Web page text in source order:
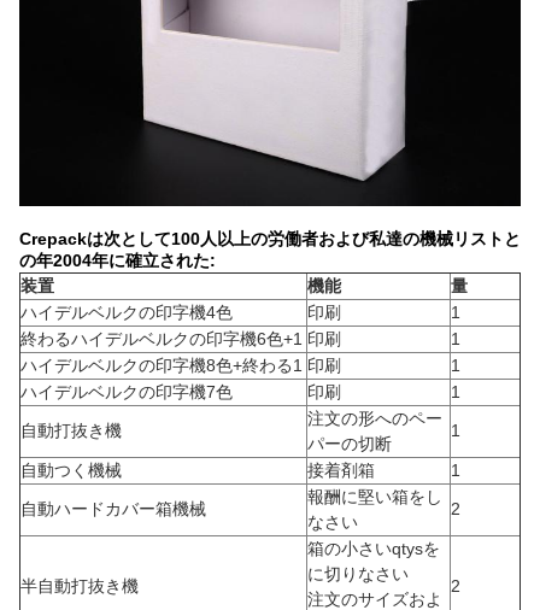
Crepackは次として100人以上の労働者および私達の機械リストと
の年2004年に確立された:
装置
機能
量
ハイデルベルクの印字機4色
印刷
1
終わるハイデルベルクの印字機6色+1 印刷
1
ハイデルベルクの印字機8色+終わる1 印刷
1
ハイデルベルクの印字機7色
印刷
1
自動打抜き機
注文の形へのペー
パーの切断
1
自動つく機械 接着剤箱
1
自動ハードカバー箱機械
報酬に堅い箱をし
なさい
2
半自動打抜き機
箱の小さいqtysを
に切りなさい
注文のサイズおよ
2